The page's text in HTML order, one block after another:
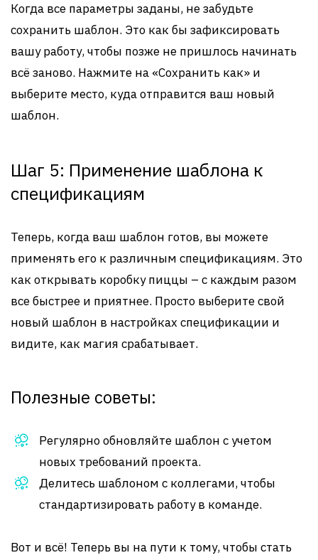
Когда все параметры заданы, не забудьте
сохранить шаблон. Это как бы зафиксировать
вашу работу, чтобы позже не пришлось начинать
всё заново. Нажмите на «Сохранить как» и
выберите место, куда отправится ваш новый
шаблон.
Шаг 5: Применение шаблона к
спецификациям
Теперь, когда ваш шаблон готов, вы можете
применять его к различным спецификациям. Это
как открывать коробку пиццы – с каждым разом
все быстрее и приятнее. Просто выберите свой
новый шаблон в настройках спецификации и
видите, как магия срабатывает.
Полезные советы:
Регулярно обновляйте шаблон с учетом
новых требований проекта.
Делитесь шаблоном с коллегами, чтобы
стандартизировать работу в команде.
Вот и всё! Теперь вы на пути к тому, чтобы стать